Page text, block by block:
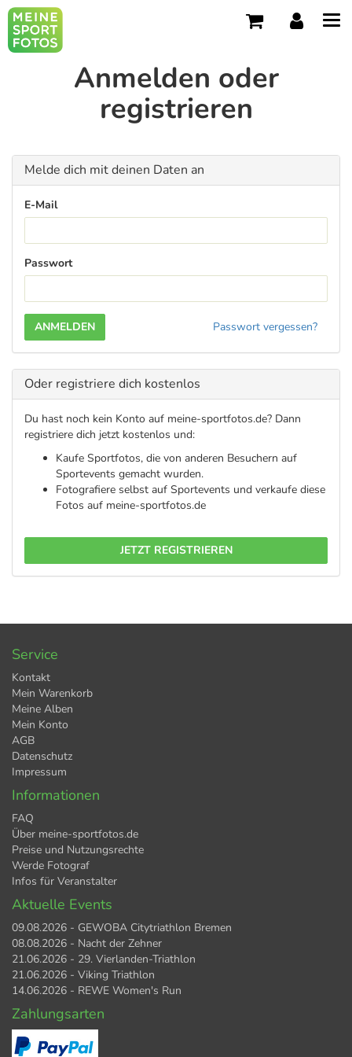
Anmelden oder
registrieren
Melde dich mit deinen Daten an
E-Mail
Passwort
Passwort vergessen?
Oder registriere dich kostenlos
Du hast noch kein Konto auf meine-sportfotos.de? Dann
registriere dich jetzt kostenlos und:
Kaufe Sportfotos, die von anderen Besuchern auf
Sportevents gemacht wurden.
Fotografiere selbst auf Sportevents und verkaufe diese
Fotos auf meine-sportfotos.de
JETZT REGISTRIEREN
Service
Kontakt
Mein Warenkorb
Meine Alben
Mein Konto
AGB
Datenschutz
Impressum
Informationen
FAQ
Über meine-sportfotos.de
Preise und Nutzungsrechte
Werde Fotograf
Infos für Veranstalter
Aktuelle Events
09.08.2026 - GEWOBA Citytriathlon Bremen
08.08.2026 - Nacht der Zehner
21.06.2026 - 29. Vierlanden-Triathlon
21.06.2026 - Viking Triathlon
14.06.2026 - REWE Women's Run
Zahlungsarten